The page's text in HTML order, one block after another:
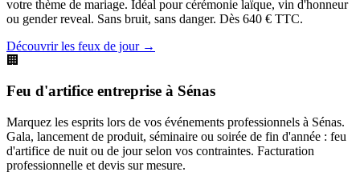
votre thème de mariage. Idéal pour cérémonie laïque, vin d'honneur
ou gender reveal. Sans bruit, sans danger. Dès 640 € TTC.
Découvrir les feux de jour→
🏢
Feu d'artifice entreprise à Sénas
Marquez les esprits lors de vos événements professionnels à Sénas.
Gala, lancement de produit, séminaire ou soirée de fin d'année : feu
d'artifice de nuit ou de jour selon vos contraintes. Facturation
professionnelle et devis sur mesure.